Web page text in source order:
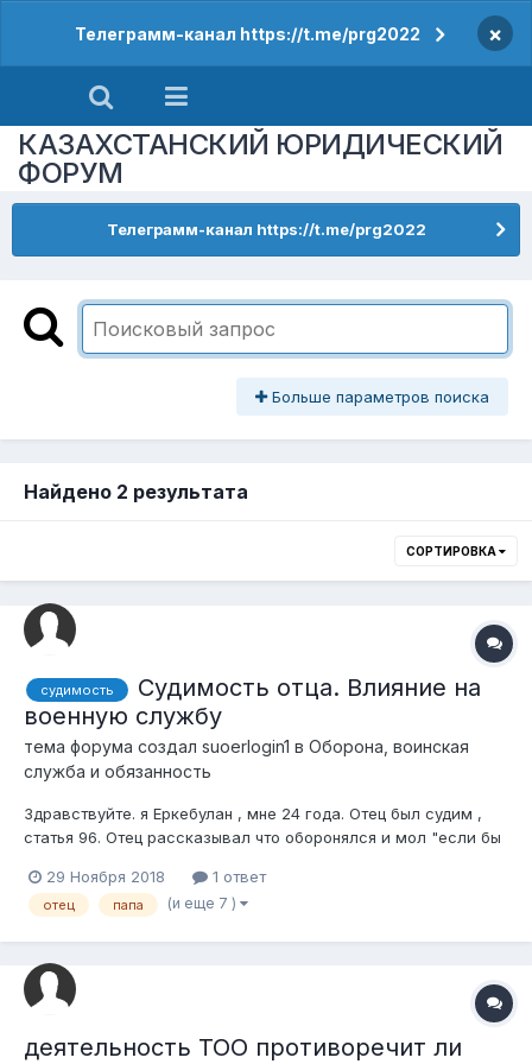
Телеграмм-канал https://t.me/prg2022 ×
КАЗАХСТАНСКИЙ ЮРИДИЧЕСКИЙ
ФОРУМ
Телеграмм-канал https://t.me/prg2022
Больше параметров поиска
Найдено 2 результата
СОРТИРОВКА
судимость
Судимость отца. Влияние на
военную службу
тема форума создал suoerlogin1 в Оборона, воинская
служба и обязанность
Здравствуйте. я Еркебулан , мне 24 года. Отец был судим ,
статья 96. Отец рассказывал что оборонялся и мол "если бы
было совершено неумышленно. Дали 13 лет срока. с 1994 по
2003 отбывал наказание. Вышел за 4 года до срока за
29 Ноября 2018 1 ответ
отец папа (и еще 7 )
деятельность ТОО противоречит ли